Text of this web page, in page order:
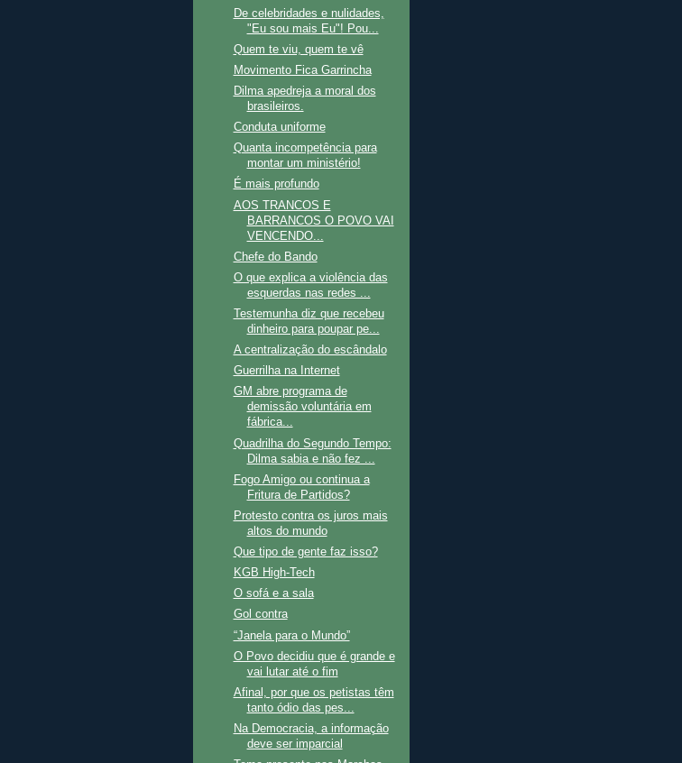
De celebridades e nulidades,
"Eu sou mais Eu"! Pou...
Quem te viu, quem te vê
Movimento Fica Garrincha
Dilma apedreja a moral dos
brasileiros.
Conduta uniforme
Quanta incompetência para
montar um ministério!
É mais profundo
AOS TRANCOS E
BARRANCOS O POVO VAI
VENCENDO...
Chefe do Bando
O que explica a violência das
esquerdas nas redes ...
Testemunha diz que recebeu
dinheiro para poupar pe...
A centralização do escândalo
Guerrilha na Internet
GM abre programa de
demissão voluntária em
fábrica...
Quadrilha do Segundo Tempo:
Dilma sabia e não fez ...
Fogo Amigo ou continua a
Fritura de Partidos?
Protesto contra os juros mais
altos do mundo
Que tipo de gente faz isso?
KGB High-Tech
O sofá e a sala
Gol contra
“Janela para o Mundo”
O Povo decidiu que é grande e
vai lutar até o fim
Afinal, por que os petistas têm
tanto ódio das pes...
Na Democracia, a informação
deve ser imparcial